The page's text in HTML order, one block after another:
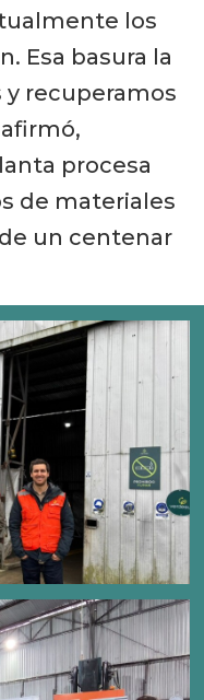
los
Esa basura la
y recuperamos
procesa
de materiales
un centenar